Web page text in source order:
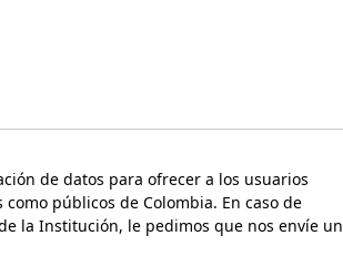
de datos para ofrecer a los usuarios
públicos de Colombia. En caso de
la Institución, le pedimos que nos envíe un